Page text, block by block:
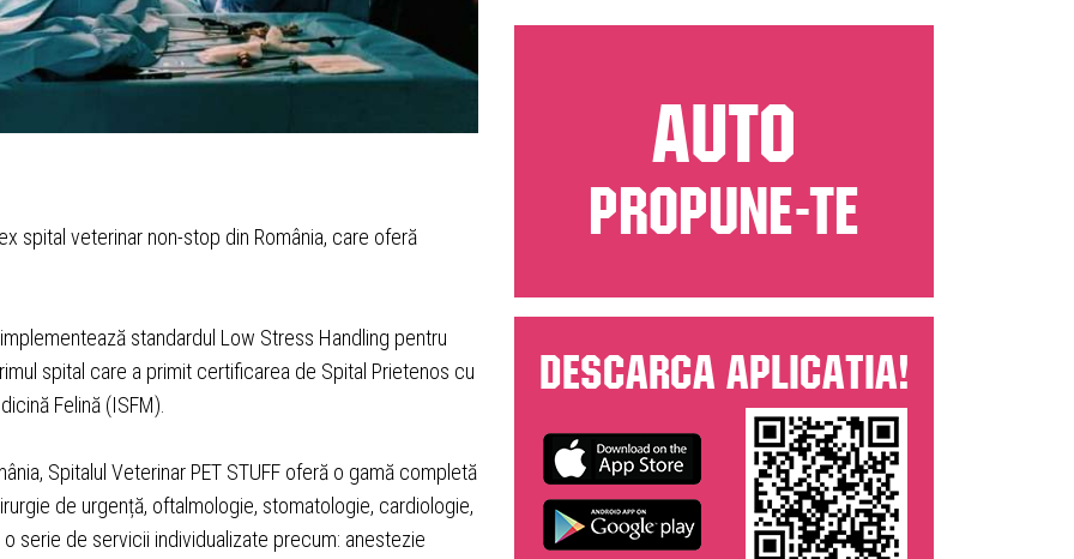
spital veterinar non-stop din România, care oferă
standardul Low Stress Handling pentru
spital care a primit certificarea de Spital Prietenos cu
Felină (ISFM).
Spitalul Veterinar PET STUFF oferă o gamă completă
de urgență, oftalmologie, stomatologie, cardiologie,
serie de servicii individualizate precum: anestezie
AUTO
PROPUNE-TE
Descarca aplicatia!